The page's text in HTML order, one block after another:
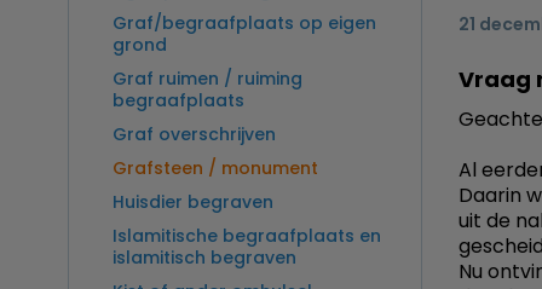
Graf/begraafplaats op eigen
grond
Graf ruimen / ruiming
begraafplaats
Graf overschrijven
Grafsteen / monument
Huisdier begraven
Islamitische begraafplaats en
islamitisch begraven
21
Vraag
Al
Daarin
uit de
Nu